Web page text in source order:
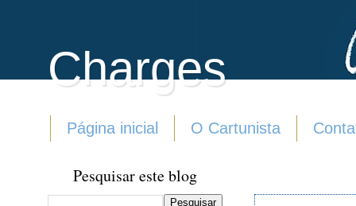
Charges
Página inicial O Cartunista
Pesquisar este blog